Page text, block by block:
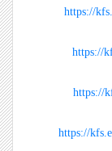
https://
https://
https://
https://